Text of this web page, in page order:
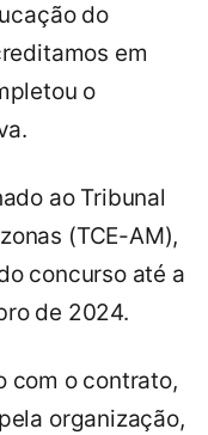
do
em
o
ao Tribunal
(TCE-AM),
concurso até a
de 2024.
com o contrato,
organização,